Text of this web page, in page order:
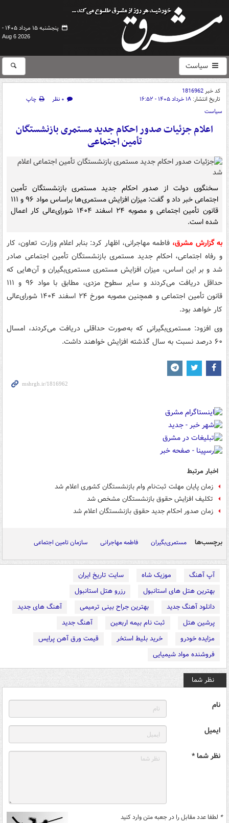
پنجشنبه ۱۵ مرداد ۱۴۰۵ -
Aug 6 2026
سیاست
کد خبر1816962
تاریخ انتشار: ۱۸ خرداد ۱۴۰۵ - ۱۶:۵۲ ۰ نظر
چاپ
سیاست
اعلام جزئیات صدور احکام جدید مستمری بازنشستگان
تأمین اجتماعی
سخنگوی دولت از صدور احکام جدید مستمری بازنشستگان تأمین
اجتماعی خبر داد و گفت: میزان افزایش مستمری‌ها براساس مواد ۹۶ و ۱۱۱
قانون تأمین اجتماعی و مصوبه ۲۴ اسفند ۱۴۰۴ شورای‌عالی کار اعمال
شده است.
به گزارش مشرق، فاطمه مهاجرانی، اظهار کرد: بنابر اعلام وزارت تعاون، کار
و رفاه اجتماعی، احکام جدید مستمری بازنشستگان تأمین اجتماعی صادر
شد و بر این اساس، میزان افزایش مستمری مستمری‌بگیران و آن‌هایی که
حداقل دریافت می‌کردند و سایر سطوح مزدی، مطابق با مواد ۹۶ و ۱۱۱
قانون تأمین اجتماعی و همچنین مصوبه مورخ ۲۴ اسفند ۱۴۰۴ شورای‌عالی
کار خواهد بود.
وی افزود: مستمری‌بگیرانی که به‌صورت حداقلی دریافت می‌کردند، امسال
۶۰ درصد نسبت به سال گذشته افزایش خواهند داشت.
اخبار مرتبط
زمان پایان مهلت ثبت‌نام وام بازنشستگان کشوری اعلام شد
تکلیف افزایش حقوق بازنشستگان مشخص شد
زمان صدور احکام جدید حقوق بازنشستگان اعلام شد
برچسب‌ها مستمری‌بگیران فاطمه مهاجرانی سازمان تامین اجتماعی
آپ آهنگ موزیک شاه
سایت تاریخ ایران
بهترین هتل های استانبول
رزرو هتل استانبول
دانلود آهنگ جدید
بهترین جراح بینی ترمیمی
آهنگ های جدید
پرشین هتل
ثبت نام بیمه اربعین
آهنگ جدید
مزایده خودرو
خرید بلیط استخر
قیمت ورق آهن پرایس
فروشنده مواد شیمیایی
نظر شما
نام
ایمیل
نظر شما *
* لطفا عدد مقابل را در جعبه متن وارد کنید